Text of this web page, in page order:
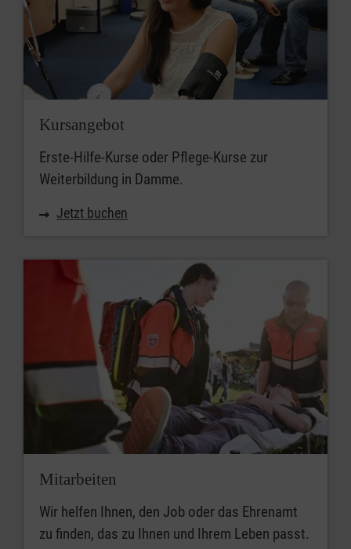
Kursangebot
Erste-Hilfe-Kurse oder Pflege-Kurse zur
Weiterbildung in Damme.
Jetzt buchen
Mitarbeiten
Wir helfen Ihnen, den Job oder das Ehrenamt
zu finden, das zu Ihnen und Ihrem Leben passt.